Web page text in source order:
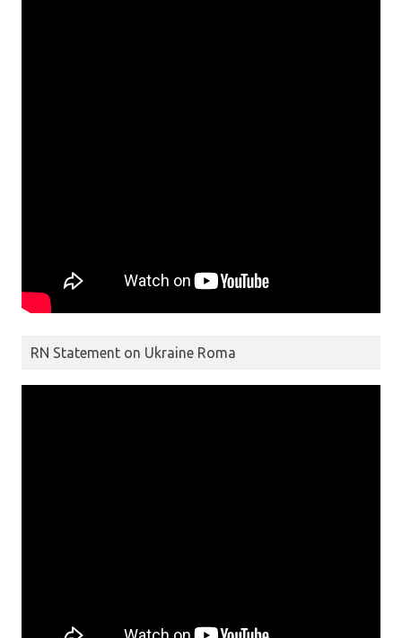
RN Statement on Ukraine Roma